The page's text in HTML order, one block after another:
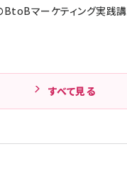
マーケティング実践講座
すべて見る